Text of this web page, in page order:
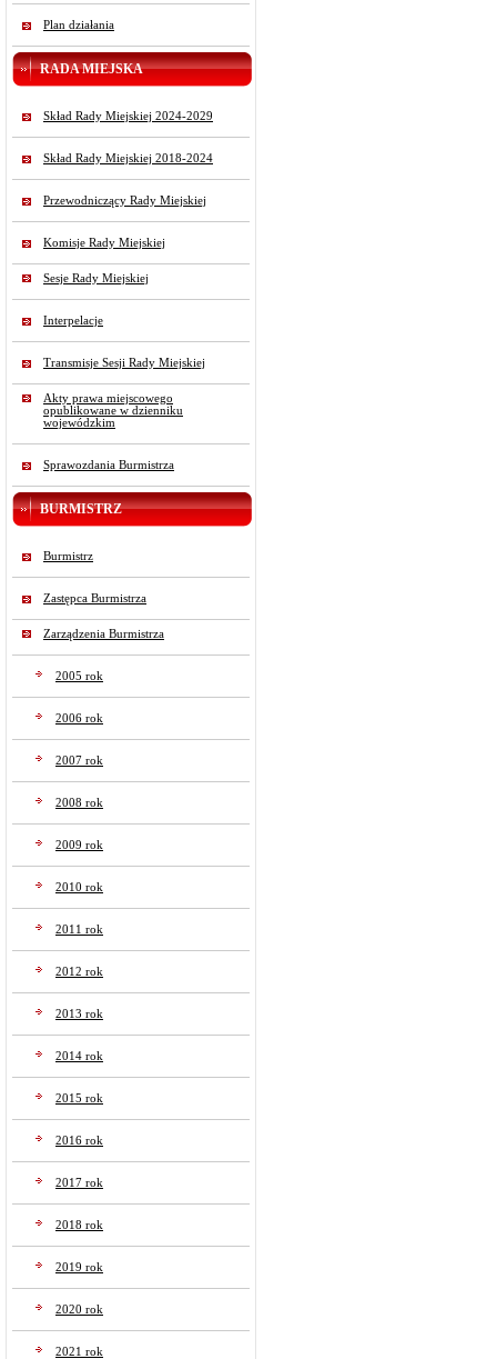
Plan działania
RADA MIEJSKA
Skład Rady Miejskiej 2024-2029
Skład Rady Miejskiej 2018-2024
Przewodniczący Rady Miejskiej
Komisje Rady Miejskiej
Sesje Rady Miejskiej
Interpelacje
Transmisje Sesji Rady Miejskiej
Akty prawa miejscowego
opublikowane w dzienniku
wojewódzkim
Sprawozdania Burmistrza
BURMISTRZ
Burmistrz
Zastępca Burmistrza
Zarządzenia Burmistrza
2005 rok
2006 rok
2007 rok
2008 rok
2009 rok
2010 rok
2011 rok
2012 rok
2013 rok
2014 rok
2015 rok
2016 rok
2017 rok
2018 rok
2019 rok
2020 rok
2021 rok